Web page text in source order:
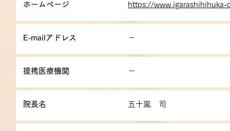
ホームページ https://www.igarashihihuka-
E-mailアドレス －
提携医療機関 －
院長名 五十嵐 司